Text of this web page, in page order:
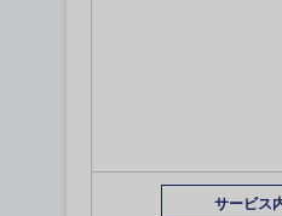
サービス